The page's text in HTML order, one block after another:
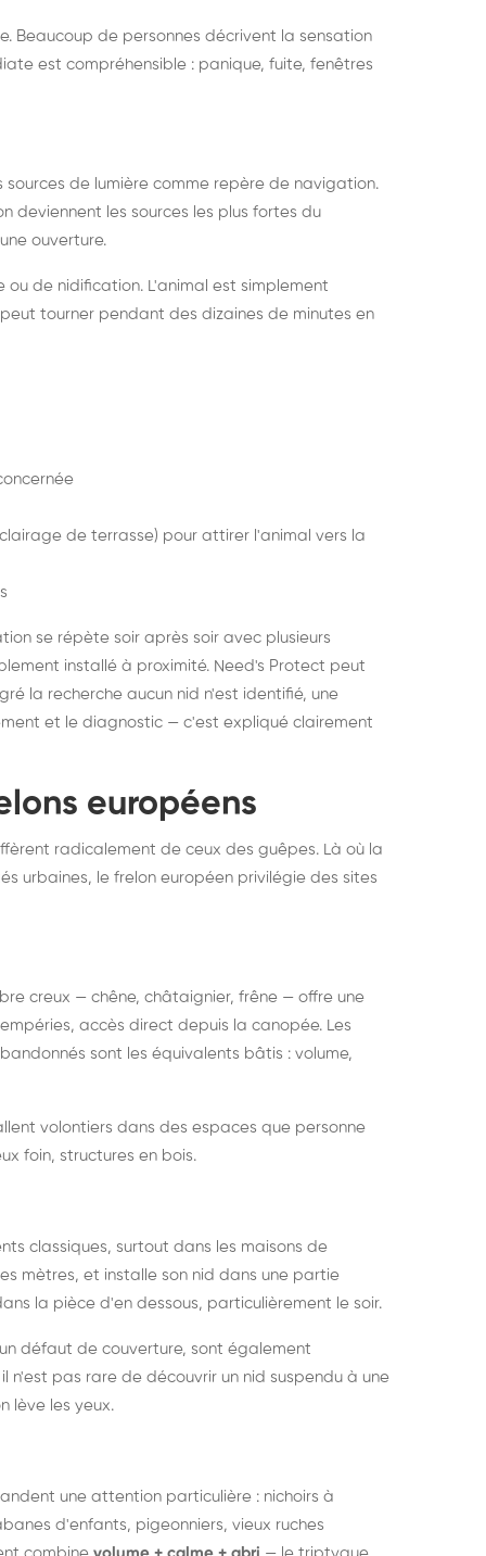
Beaucoup de personnes décrivent la sensation
est compréhensible : panique, fuite, fenêtres
de lumière comme repère de navigation.
deviennent les sources les plus fortes du
ouverture.
de nidification. L'animal est simplement
tourner pendant des dizaines de minutes en
de terrasse) pour attirer l'animal vers la
se répète soir après soir avec plusieurs
installé à proximité. Need's Protect peut
la recherche aucun nid n'est identifié, une
et le diagnostic — c'est expliqué clairement
européens
radicalement de ceux des guêpes. Là où la
urbaines, le frelon européen privilégie des sites
creux — chêne, châtaignier, frêne — offre une
accès direct depuis la canopée. Les
sont les équivalents bâtis : volume,
volontiers dans des espaces que personne
foin, structures en bois.
classiques, surtout dans les maisons de
mètres, et installe son nid dans une partie
la pièce d'en dessous, particulièrement le soir.
défaut de couverture, sont également
n'est pas rare de découvrir un nid suspendu à une
lève les yeux.
une attention particulière : nichoirs à
d'enfants, pigeonniers, vieux ruches